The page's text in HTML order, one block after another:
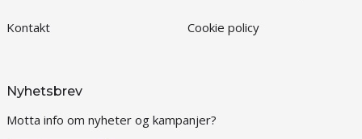
Kontakt Cookie policy
Nyhetsbrev
Motta info om nyheter og kampanjer?